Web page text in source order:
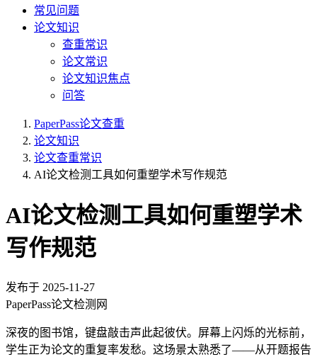
常见问题
论文知识
查重常识
论文常识
论文知识焦点
问答
PaperPass论文查重
论文知识
论文查重常识
AI论文检测工具如何重塑学术写作规范
AI论文检测工具如何重塑学术
写作规范
发布于 2025-11-27
PaperPass论文检测网
深夜的图书馆，键盘敲击声此起彼伏。屏幕上闪烁的光标前，
学生正为论文的重复率发愁。这场景太熟悉了——从开题报告